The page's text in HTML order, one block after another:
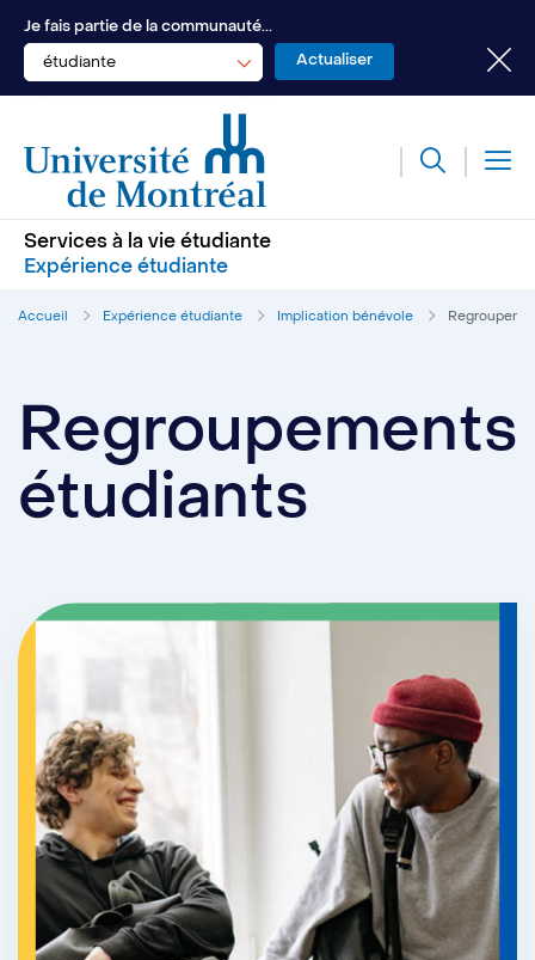
Je fais partie de la communauté...
étudiante
Services à la vie étudiante
Expérience étudiante
Accueil Expérience étudiante Implication bénévole
Regroupements
étudiants